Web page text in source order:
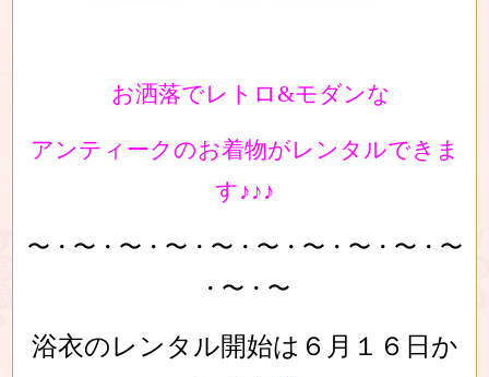
お洒落でレトロ&モダンな
アンティークのお着物がレンタルできま
す♪♪♪
〜・〜・〜・〜・〜・〜・〜・〜・〜・〜
・〜・〜
浴衣のレンタル開始は６月１６日か